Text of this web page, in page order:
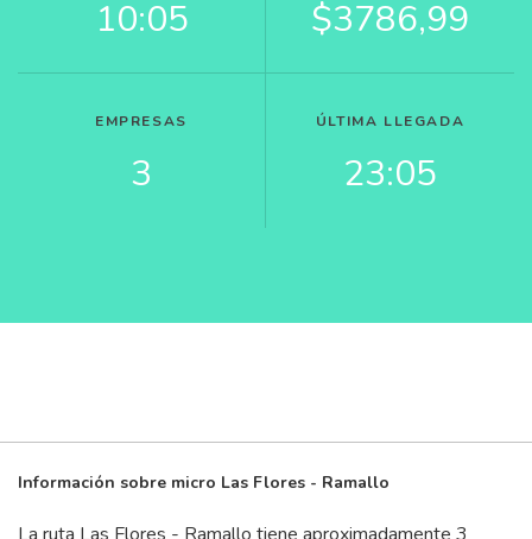
10:05 $3786,99
EMPRESAS
3
ÚLTIMA LLEGADA
23:05
Información sobre micro Las Flores - Ramallo